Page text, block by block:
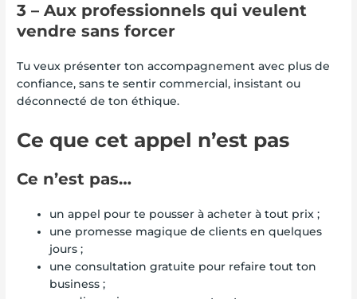
3 – Aux professionnels qui veulent
vendre sans forcer
Tu veux présenter ton accompagnement avec plus de
confiance, sans te sentir commercial, insistant ou
déconnecté de ton éthique.
Ce que cet appel n’est pas
Ce n’est pas…
un appel pour te pousser à acheter à tout prix ;
une promesse magique de clients en quelques
jours ;
une consultation gratuite pour refaire tout ton
business ;